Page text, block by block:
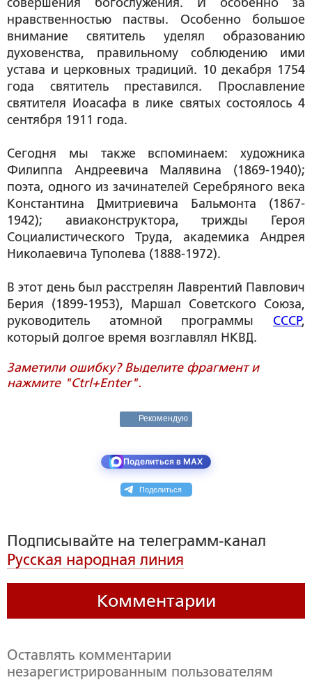
совершения богослужения. И особенно за
нравственностью паствы. Особенно большое
внимание святитель уделял образованию
духовенства, правильному соблюдению ими
устава и церковных традиций. 10 декабря 1754
года святитель преставился. Прославление
святителя Иоасафа в лике святых состоялось 4
сентября 1911 года.
Сегодня мы также вспоминаем: художника
Филиппа Андреевича Малявина (1869-1940);
поэта, одного из зачинателей Серебряного века
Константина Дмитриевича Бальмонта (1867-
1942); авиаконструктора, трижды Героя
Социалистического Труда, академика Андрея
Николаевича Туполева (1888-1972).
В этот день был расстрелян Лаврентий Павлович
Берия (1899-1953), Маршал Советского Союза,
руководитель атомной программы СССР,
который долгое время возглавлял НКВД.
Заметили ошибку? Выделите фрагмент и
нажмите "Ctrl+Enter".
Рекомендую
Поделиться в MAX
Поделиться
Подписывайте на телеграмм-канал
Русская народная линия
Комментарии
Оставлять комментарии
незарегистрированным пользователям